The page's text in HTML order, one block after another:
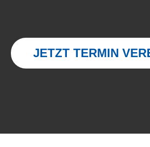
JETZT TERMIN